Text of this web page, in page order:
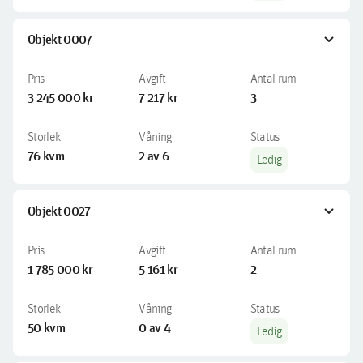
Objekt 0007
3 245 000 kr 7 217 kr 3
76 kvm 2 av 6 Ledig
expand_more
Objekt 0027
1 785 000 kr 5 161 kr 2
50 kvm 0 av 4 Ledig
expand_more